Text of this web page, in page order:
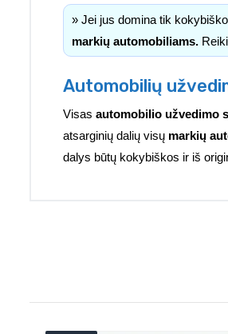
» Jei jus domina tik
markių automobiliams.
Automobilių
Visas automobilio užvedimo
atsarginių dalių visų markių
dalys būtų kokybiškos ir iš